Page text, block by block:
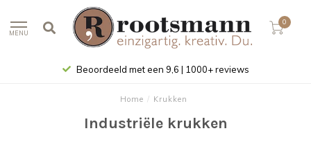
MENU
0
Beoordeeld met een 9,6 | 1000+ reviews
Home / Krukken
Industriële krukken